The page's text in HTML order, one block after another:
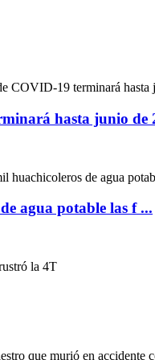
hasta junio de
agua potable las f ...